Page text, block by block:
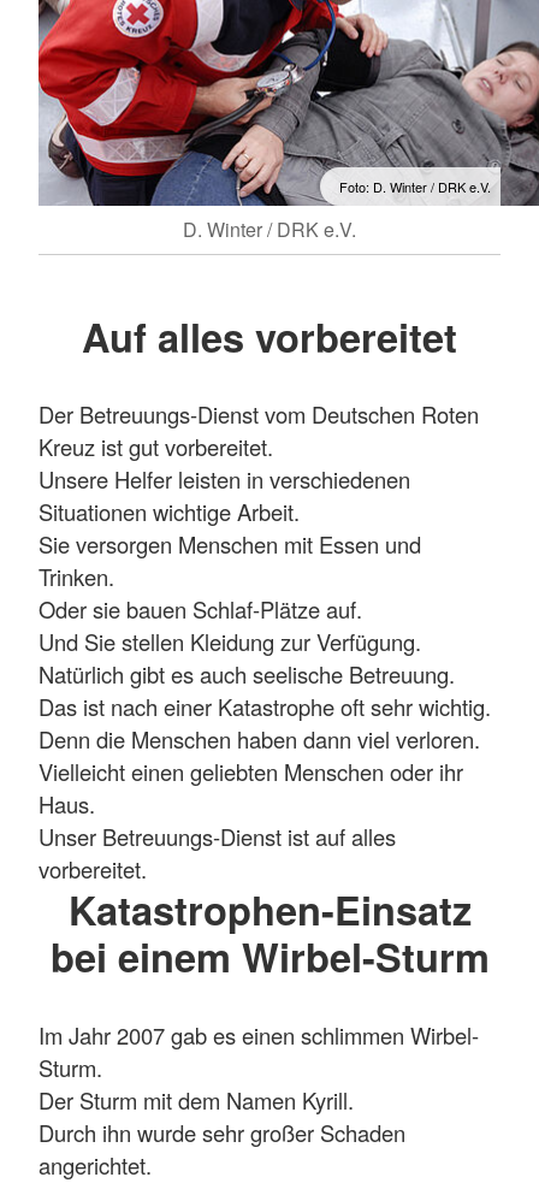
Foto: D. Winter / DRK e.V.
D. Winter / DRK e.V.
Auf alles vorbereitet
Der Betreuungs-Dienst vom Deutschen Roten
Kreuz ist gut vorbereitet.
Unsere Helfer leisten in verschiedenen
Situationen wichtige Arbeit.
Sie versorgen Menschen mit Essen und
Trinken.
Oder sie bauen Schlaf-Plätze auf.
Und Sie stellen Kleidung zur Verfügung.
Natürlich gibt es auch seelische Betreuung.
Das ist nach einer Katastrophe oft sehr wichtig.
Denn die Menschen haben dann viel verloren.
Vielleicht einen geliebten Menschen oder ihr
Haus.
Unser Betreuungs-Dienst ist auf alles
vorbereitet.
Katastrophen-Einsatz
bei einem Wirbel-Sturm
Im Jahr 2007 gab es einen schlimmen Wirbel-
Sturm.
Der Sturm mit dem Namen Kyrill.
Durch ihn wurde sehr großer Schaden
angerichtet.